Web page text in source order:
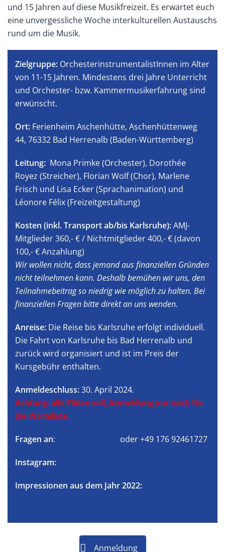
und 15 Jahren auf diese Musikfreizeit. Es erwartet euch
eine unvergessliche Woche interkulturellen Austauschs
rund um die Musik.
Zielgruppe: OrchesterinstrumentalistInnen im Alter
von 11-15 Jahren. Mindestens drei Jahre Unterricht
und Orchester- bzw. Kammermusikerfahrung sind
erwünscht.
Ort: Ferienheim Aschenhütte, Aschenhüttenweg
44, 76332 Bad Herrenalb (Baden-Württemberg)
Leitung: Mona Primke (Orchester), Dorothée
Royez (Streicher), Florian Wolf (Chor), Marlene
Frisch und Lisa Ecker (Sprachanimation) und
Léonore Félix (Freizeitgestaltung)
Kosten (inkl. Transport ab/bis Karlsruhe):AMJ-
Mitglieder 360,- € / Nichtmitglieder 400,- € (davon
100,- € Anzahlung)
Wir wollen nicht, dass jemand aus finanziellen Gründen
nicht teilnehmen kann. Deshalb bemühen wir uns, den
Teilnahmebeitrag so niedrig wie möglich zu halten. Bei
finanziellen Fragen bitte direkt an uns wenden.
Anreise: Die Reise bis Karlsruhe erfolgt individuell.
Die Fahrt von Karlsruhe bis Bad Herrenalb und
zurück wird organisiert und ist im Preis der
Kursgebühr enthalten.
Anmeldeschluss:30. April 2024.
Achtung: alle Plätze voll, Anmeldung nur noch für
die Warteliste.
Fragen an: oder +49 176 92461727
Instagram:
Impressionen aus dem Jahr 2022:
Anmeldung